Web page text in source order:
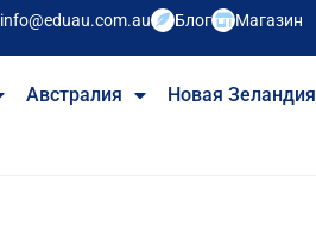
info@eduau.com.au Блог Магазин
Австралия Новая Зеландия